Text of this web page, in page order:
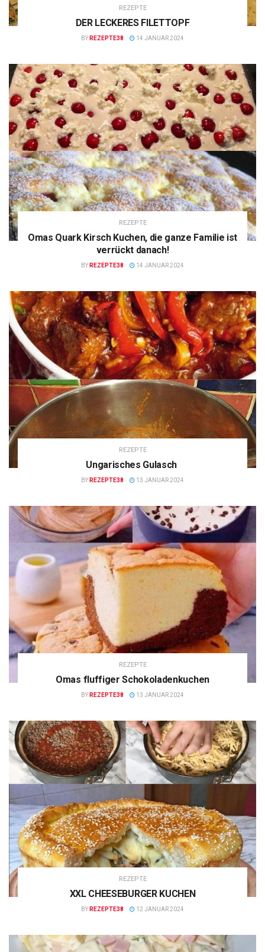
REZEPTE
DER LECKERES FILETTOPF
BY REZEPTE38 14 JANUAR 2024
REZEPTE
Omas Quark Kirsch Kuchen, die ganze Familie ist
verrückt danach!
BY REZEPTE38 14 JANUAR 2024
REZEPTE
Ungarisches Gulasch
BY REZEPTE38 13 JANUAR 2024
REZEPTE
Omas fluffiger Schokoladenkuchen
BY REZEPTE38 13 JANUAR 2024
REZEPTE
XXL CHEESEBURGER KUCHEN
BY REZEPTE38 12 JANUAR 2024